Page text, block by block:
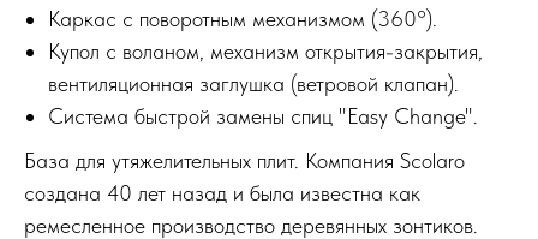
Каркас с поворотным механизмом (360°).
Купол с воланом, механизм открытия-закрытия,
вентиляционная заглушка (ветровой клапан).
Система быстрой замены спиц "Easy Change".
База для утяжелительных плит. Компания Scolaro
создана 40 лет назад и была известна как
ремесленное производство деревянных зонтиков.